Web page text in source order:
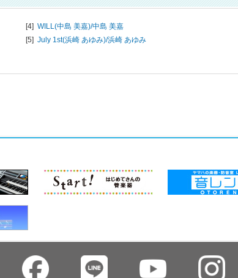
[4] WILL(中島 美嘉)/中島 美嘉
[5] July 1st(浜崎 あゆみ)/浜崎 あゆみ